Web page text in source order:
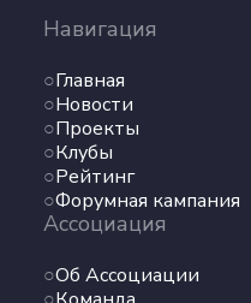
Навигация
Главная
Новости
Проекты
Клубы
Рейтинг
Форумная кампания
Ассоциация
Об Ассоциации
Главная
Новости
Проекты
Клубы
Рейтинг
Форумная кампания
Команда